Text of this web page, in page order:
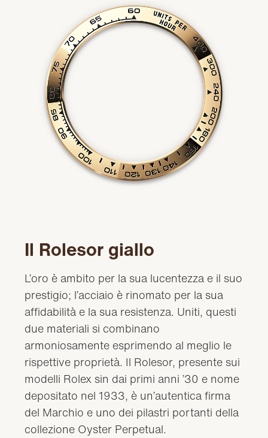
Il Rolesor giallo
L’oro è ambito per la sua lucentezza e il suo
prestigio; l’acciaio è rinomato per la sua
affidabilità e la sua resistenza. Uniti, questi
due materiali si combinano
armoniosamente esprimendo al meglio le
rispettive proprietà. Il Rolesor, presente sui
modelli Rolex sin dai primi anni ’30 e nome
depositato nel 1933, è un’autentica firma
del Marchio e uno dei pilastri portanti della
collezione Oyster Perpetual.